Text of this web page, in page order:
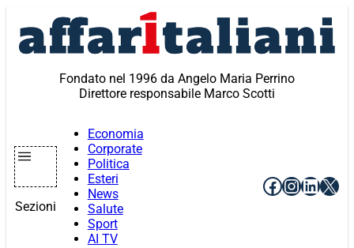
contenuto
Fondato nel 1996 da Angelo Maria Perrino
Direttore responsabile Marco Scotti
Sezioni
Economia
Corporate
Politica
Esteri
News
Salute
Sport
AI TV
Facebook
X